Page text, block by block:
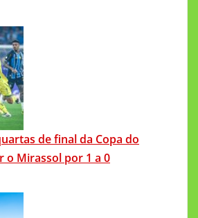
de final da Copa do
o Mirassol por 1 a 0